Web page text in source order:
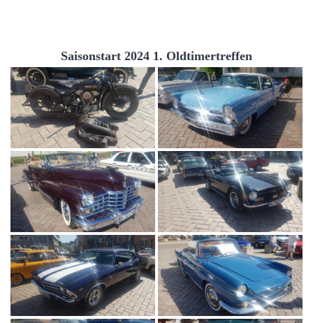
Saisonstart 2024 1. Oldtimertreffen